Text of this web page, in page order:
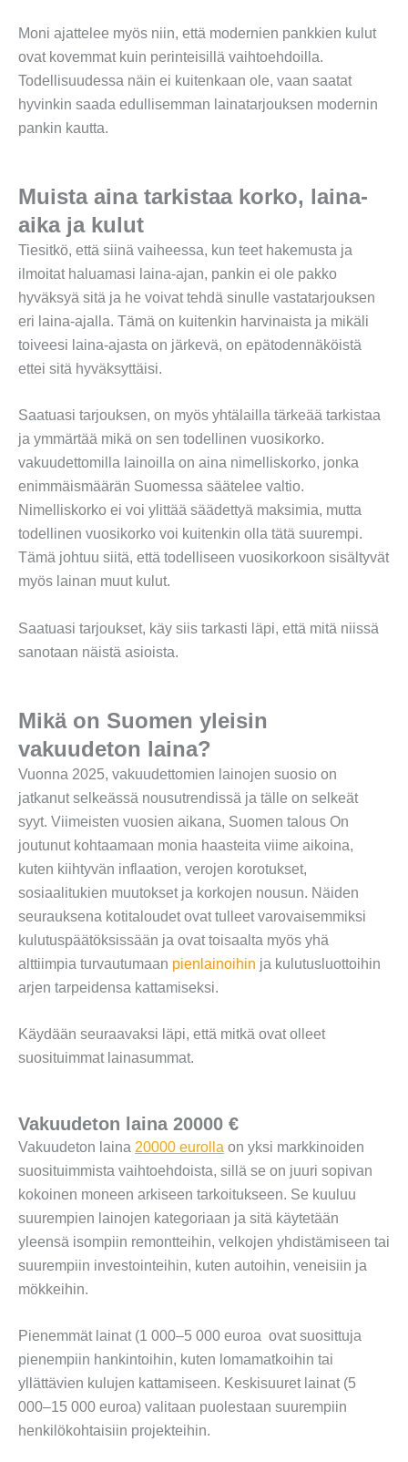
Moni ajattelee myös niin, että modernien pankkien kulut
ovat kovemmat kuin perinteisillä vaihtoehdoilla.
Todellisuudessa näin ei kuitenkaan ole, vaan saatat
hyvinkin saada edullisemman lainatarjouksen modernin
pankin kautta.
Muista aina tarkistaa korko, laina-
aika ja kulut
Tiesitkö, että siinä vaiheessa, kun teet hakemusta ja
ilmoitat haluamasi laina-ajan, pankin ei ole pakko
hyväksyä sitä ja he voivat tehdä sinulle vastatarjouksen
eri laina-ajalla. Tämä on kuitenkin harvinaista ja mikäli
toiveesi laina-ajasta on järkevä, on epätodennäköistä
ettei sitä hyväksyttäisi.
Saatuasi tarjouksen, on myös yhtälailla tärkeää tarkistaa
ja ymmärtää mikä on sen todellinen vuosikorko.
vakuudettomilla lainoilla on aina nimelliskorko, jonka
enimmäismäärän Suomessa säätelee valtio.
Nimelliskorko ei voi ylittää säädettyä maksimia, mutta
todellinen vuosikorko voi kuitenkin olla tätä suurempi.
Tämä johtuu siitä, että todelliseen vuosikorkoon sisältyvät
myös lainan muut kulut.
Saatuasi tarjoukset, käy siis tarkasti läpi, että mitä niissä
sanotaan näistä asioista.
Mikä on Suomen yleisin
vakuudeton laina?
Vuonna 2025, vakuudettomien lainojen suosio on
jatkanut selkeässä nousutrendissä ja tälle on selkeät
syyt. Viimeisten vuosien aikana, Suomen talous On
joutunut kohtaamaan monia haasteita viime aikoina,
kuten kiihtyvän inflaation, verojen korotukset,
sosiaalitukien muutokset ja korkojen nousun. Näiden
seurauksena kotitaloudet ovat tulleet varovaisemmiksi
kulutuspäätöksissään ja ovat toisaalta myös yhä
alttiimpia turvautumaan pienlainoihin ja kulutusluottoihin
arjen tarpeidensa kattamiseksi.
Käydään seuraavaksi läpi, että mitkä ovat olleet
suosituimmat lainasummat.
Vakuudeton laina 20000 €
Vakuudeton laina 20000 eurolla on yksi markkinoiden
suosituimmista vaihtoehdoista, sillä se on juuri sopivan
kokoinen moneen arkiseen tarkoitukseen. Se kuuluu
suurempien lainojen kategoriaan ja sitä käytetään
yleensä isompiin remontteihin, velkojen yhdistämiseen tai
suurempiin investointeihin, kuten autoihin, veneisiin ja
mökkeihin.
Pienemmät lainat (1 000–5 000 euroa ovat suosittuja
pienempiin hankintoihin, kuten lomamatkoihin tai
yllättävien kulujen kattamiseen. Keskisuuret lainat (5
000–15 000 euroa) valitaan puolestaan suurempiin
henkilökohtaisiin projekteihin.